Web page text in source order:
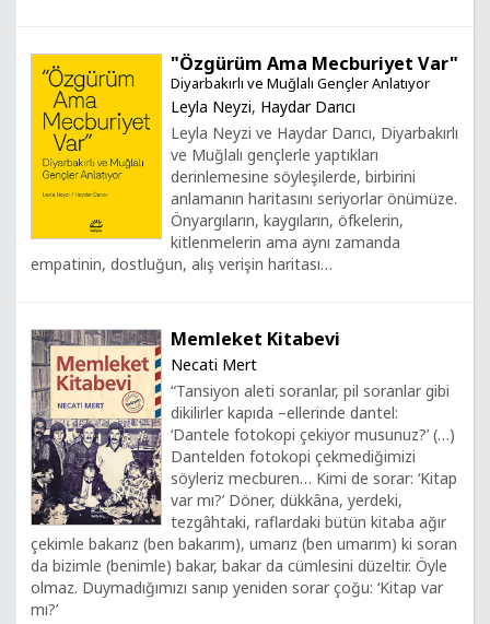
"Özgürüm Ama Mecburiyet Var"
Diyarbakırlı ve Muğlalı Gençler Anlatıyor
Leyla Neyzi, Haydar Darıcı
Leyla Neyzi ve Haydar Darıcı, Diyarbakırlı
ve Muğlalı gençlerle yaptıkları
derinlemesine söyleşilerde, birbirini
anlamanın haritasını seriyorlar önümüze.
Önyargıların, kaygıların, öfkelerin,
kitlenmelerin ama aynı zamanda
empatinin, dostluğun, alış verişin haritası…
Memleket Kitabevi
Necati Mert
“Tansiyon aleti soranlar, pil soranlar gibi
dikilirler kapıda –ellerinde dantel:
‘Dantele fotokopi çekiyor musunuz?’ (…)
Dantelden fotokopi çekmediğimizi
söyleriz mecburen… Kimi de sorar: ‘Kitap
var mı?’ Döner, dükkâna, yerdeki,
tezgâhtaki, raflardaki bütün kitaba ağır
çekimle bakarız (ben bakarım), umarız (ben umarım) ki soran
da bizimle (benimle) bakar, bakar da cümlesini düzeltir. Öyle
olmaz. Duymadığımızı sanıp yeniden sorar çoğu: ‘Kitap var
mı?’